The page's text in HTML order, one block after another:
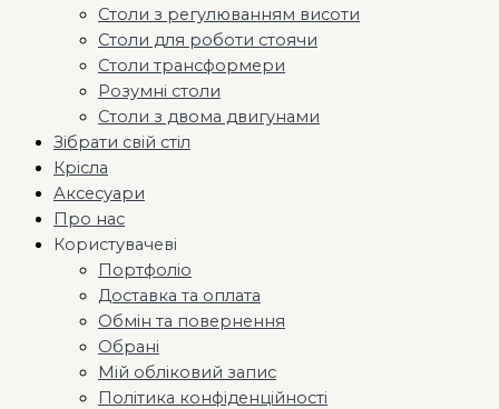
Столи з регулюванням висоти
Столи для роботи стоячи
Столи трансформери
Розумні столи
Столи з двома двигунами
Зібрати свій стіл
Крісла
Аксесуари
Про нас
Користувачеві
Портфоліо
Доставка та оплата
Обмін та повернення
Обрані
Мій обліковий запис
Політика конфіденційності